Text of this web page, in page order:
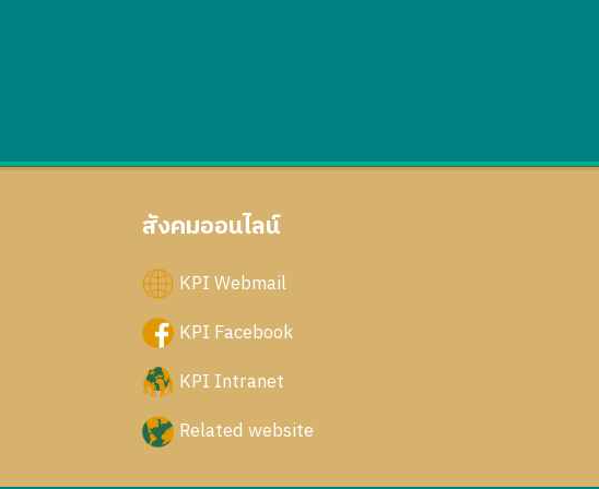
สังคมออนไลน์
KPI Webmail
KPI Facebook
KPI Intranet
Related website